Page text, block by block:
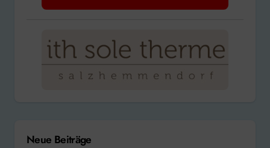
Neue Beiträge